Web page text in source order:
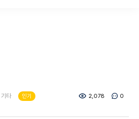
기타 인기 2,078 0